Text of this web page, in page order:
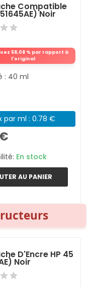
Compatible
Noir
58,08 % par rapport à
l'original
: 40 ml
par ml : 0.78 €
En stock
AU PANIER
D'Encre HP 45
Noir